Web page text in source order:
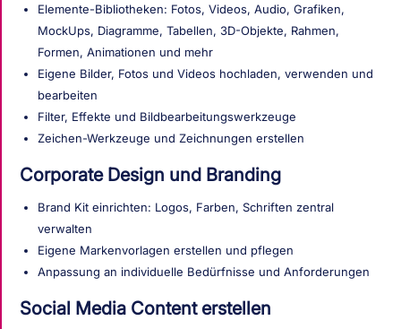
Elemente-Bibliotheken: Fotos, Videos, Audio, Grafiken,
MockUps, Diagramme, Tabellen, 3D-Objekte, Rahmen,
Formen, Animationen und mehr
Eigene Bilder, Fotos und Videos hochladen, verwenden und
bearbeiten
Filter, Effekte und Bildbearbeitungswerkzeuge
Zeichen-Werkzeuge und Zeichnungen erstellen
Corporate Design und Branding
Brand Kit einrichten: Logos, Farben, Schriften zentral
verwalten
Eigene Markenvorlagen erstellen und pflegen
Anpassung an individuelle Bedürfnisse und Anforderungen
Social Media Content erstellen